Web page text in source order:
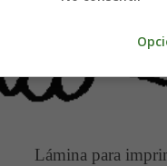
Lámina para